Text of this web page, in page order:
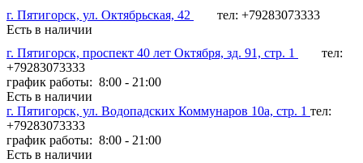
г. Пятигорск, ул. Октябрьская, 42
тел: +79283073333
Есть в наличии
г. Пятигорск, проспект 40 лет Октября, зд. 91, стр. 1
тел:
+79283073333
график работы: 8:00 - 21:00
Есть в наличии
г. Пятигорск, ул. Водопадских Коммунаров 10а, стр. 1 тел:
+79283073333
график работы: 8:00 - 21:00
Есть в наличии